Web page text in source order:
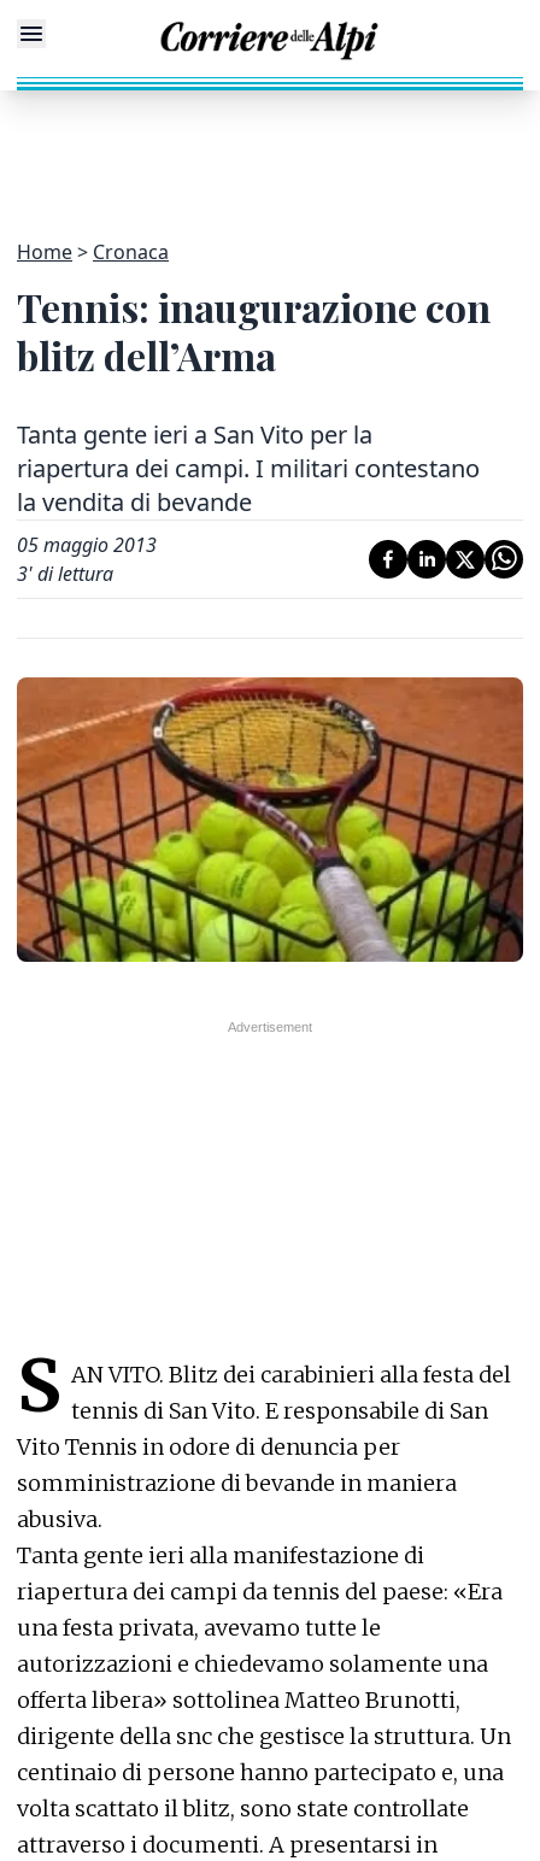
Home Cronaca
Tennis: inaugurazione con
blitz dell’Arma
Tanta gente ieri a San Vito per la
riapertura dei campi. I militari contestano
la vendita di bevande
05 maggio 2013
3' di lettura
S AN VITO. Blitz dei carabinieri alla festa del
tennis di San Vito. E responsabile di San
Vito Tennis in odore di denuncia per
somministrazione di bevande in maniera
abusiva.
Tanta gente ieri alla manifestazione di
riapertura dei campi da tennis del paese: «Era
una festa privata, avevamo tutte le
autorizzazioni e chiedevamo solamente una
offerta libera» sottolinea Matteo Brunotti,
dirigente della snc che gestisce la struttura. Un
centinaio di persone hanno partecipato e, una
volta scattato il blitz, sono state controllate
attraverso i documenti. A presentarsi in